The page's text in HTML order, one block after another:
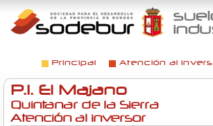
Jump to navigation
Menú principal
Principal Atención al
P.I. El Majano
Quintanar de la Sierra
Atención al inversor